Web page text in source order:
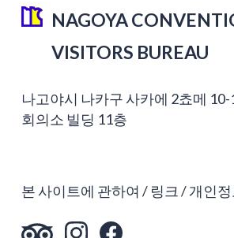
NAGOYA
VISITORS BUREAU
나고야시 나카구 사카에 2쵸메
회의소 빌딩 11층
본 사이트에 관하여 링크 개인